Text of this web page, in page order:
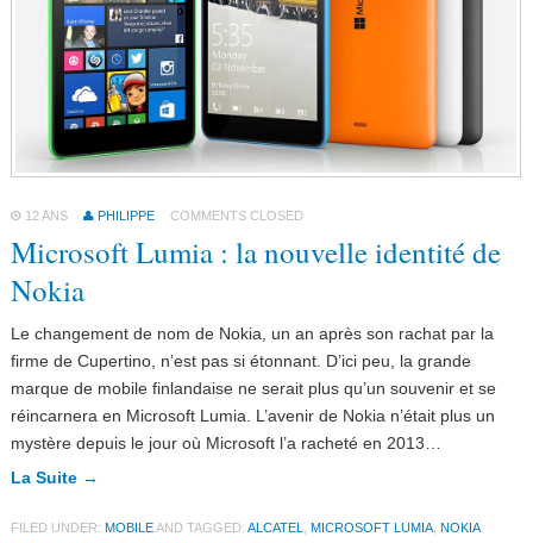
12 ANS PHILIPPE COMMENTS CLOSED
Microsoft Lumia : la nouvelle identité de
Nokia
Le changement de nom de Nokia, un an après son rachat par la
firme de Cupertino, n’est pas si étonnant. D’ici peu, la grande
marque de mobile finlandaise ne serait plus qu’un souvenir et se
réincarnera en Microsoft Lumia. L’avenir de Nokia n’était plus un
mystère depuis le jour où Microsoft l’a racheté en 2013…
La Suite →
FILED UNDER: MOBILEAND TAGGED: ALCATEL MICROSOFT LUMIA, NOKIA